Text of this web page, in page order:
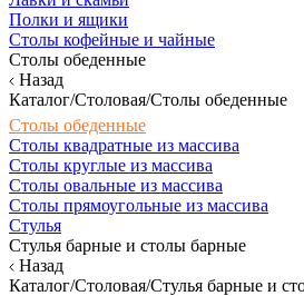
Полки и ящики
Столы кофейные и чайные
Столы обеденные
Назад
Каталог/Столовая/Столы обеденные
Столы обеденные
Столы квадратные из массива
Столы круглые из массива
Столы овальные из массива
Столы прямоугольные из массива
Стулья
Стулья барные и столы барные
Назад
Каталог/Столовая/Стулья барные и